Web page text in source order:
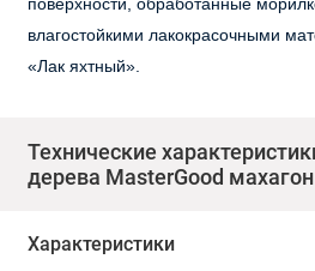
влагостойкими лакокрасочными
«Лак яхтный».
Предназначена для тонирования и
пород дерева, а также
эксплуатирующихся внутри
Технические
дерева MasterGood
Характеристики